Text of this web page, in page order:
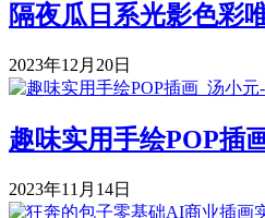
隔夜瓜日系光影色彩
2023年12月20日
趣味实用手绘POP插
2023年11月14日